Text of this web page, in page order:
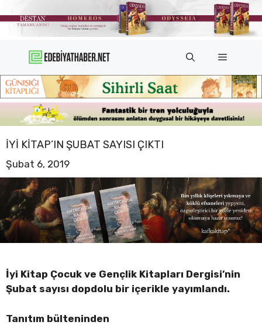
atla
Menü
İYI KITAP’IN ŞUBAT SAYISI ÇIKTI
Şubat 6, 2019
İyi Kitap Çocuk ve Gençlik Kitapları Dergisi’nin
Şubat sayısı dopdolu bir içerikle yayımlandı.
Tanıtım bülteninden